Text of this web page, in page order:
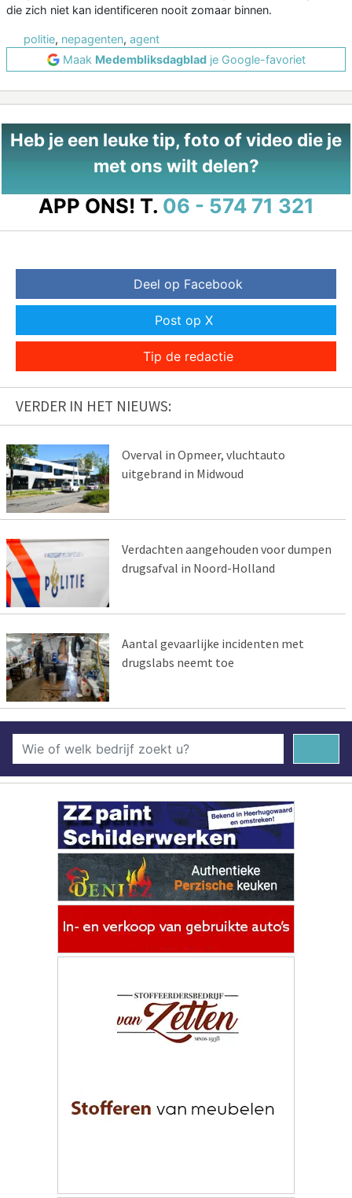
die zich niet kan identificeren nooit zomaar binnen.
politie, nepagenten, agent
Maak Medembliksdagbladje Google-favoriet
Heb je een leuke tip, foto of video die je
met ons wilt delen?
APP ONS! T. 06 - 574 71 321
Deel op Facebook
Post op X
Tip de redactie
VERDER IN HET NIEUWS:
Overval in Opmeer, vluchtauto
uitgebrand in Midwoud
Verdachten aangehouden voor dumpen
drugsafval in Noord-Holland
Aantal gevaarlijke incidenten met
drugslabs neemt toe